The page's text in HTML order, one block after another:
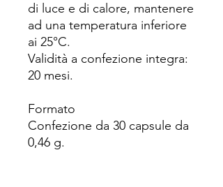
di luce e di calore, mantenere
ad una temperatura inferiore
ai 25°C.
Validità a confezione integra:
20 mesi.
Formato
Confezione da 30 capsule da
0,46 g.